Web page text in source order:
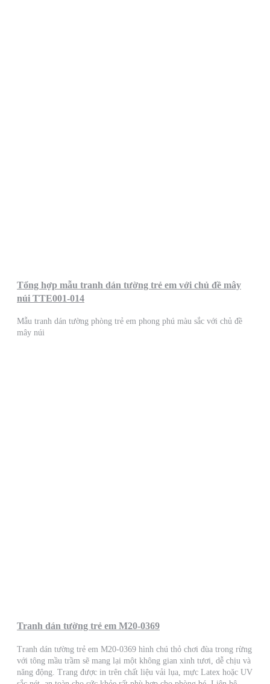
Tổng hợp mẫu tranh dán tường trẻ em với chủ đề mây
núi TTE001-014
Mẫu tranh dán tường phòng trẻ em phong phú màu sắc với chủ đề
mây núi
Tranh dán tường trẻ em M20-0369
Tranh dán tường trẻ em M20-0369 hình chú thỏ chơi đùa trong rừng
với tông mầu trầm sẽ mang lại một không gian xinh tươi, dễ chịu và
năng động. Trang được in trên chất liệu vải lụa, mực Latex hoặc UV